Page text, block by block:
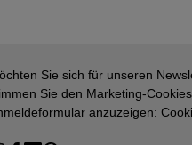
Sie sich für unseren
Sie den Marketing-
anzuzeigen: